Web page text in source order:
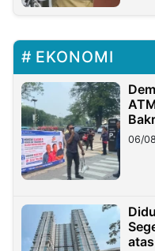
EKONOMI
06/